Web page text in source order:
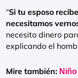
“Si tu esposo
necesitamos
necesito dinero
explicando el
Mire también: